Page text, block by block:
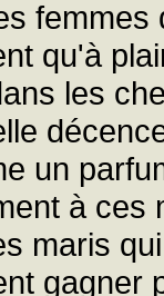
qu'à
les
un
à
maris
gagner